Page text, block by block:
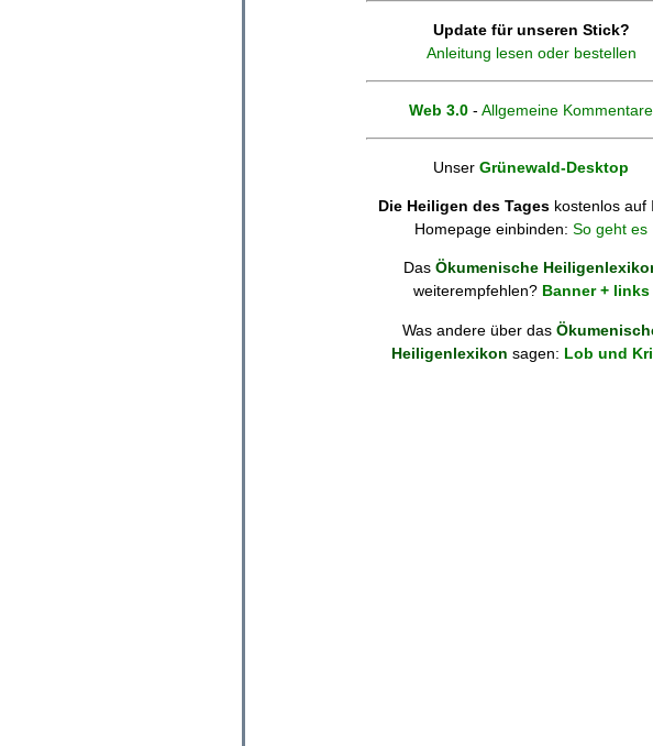
Update für unseren Stick?
Anleitung lesen oder bestellen
Web 3.0 - Allgemeine Kommentare
Unser Grünewald-Desktop
Die Heiligen des Tages kostenlos auf
Homepage einbinden: So geht es
Das Ökumenische
weiterempfehlen? Banner + links
Was andere über das
Heiligenlexikon sagen: Lob und